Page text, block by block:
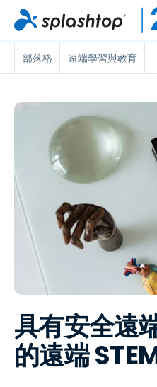
部落格 遠端學習與教育
具有安全遠
的遠端